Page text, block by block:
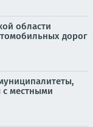
области
дорог
с местными